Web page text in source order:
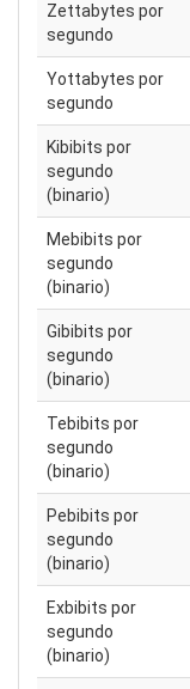
Zettabytes por
segundo
Yottabytes por
segundo
Kibibits por
segundo
(binario)
Mebibits por
segundo
(binario)
Gibibits por
segundo
(binario)
Tebibits por
segundo
(binario)
Pebibits por
segundo
(binario)
Exbibits por
segundo
(binario)